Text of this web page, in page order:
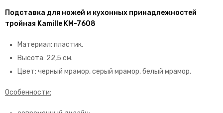
Подставка для ножей и кухонных принадлежностей
тройная Kamille KM-7608
Материал: пластик.
Высота: 22,5 см.
Цвет: черный мрамор, серый мрамор, белый мрамор.
Особенности: